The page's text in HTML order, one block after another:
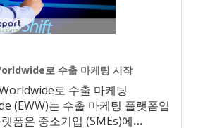
로 수출 마케팅 시작
로 수출 마케팅
(EWW)는 수출 마케팅 플랫폼입
폼은 중소기업 (SMEs)에…